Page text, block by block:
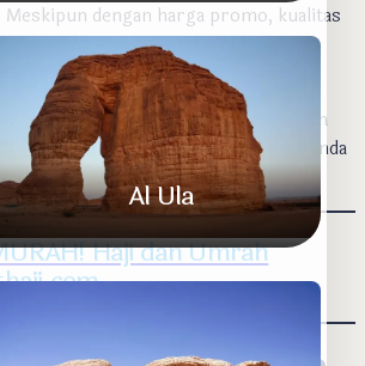
Kota Pelabuhan Indah di Teluk Persia
Al Ula
Meskipun dengan harga promo, kualitas
tetap menjadi prioritas, memastikan
beribadah.
: Proses pemesanan yang mudah
TiketHaji.com memudahkan Anda
tanpa repot.
Haji dan Umrah